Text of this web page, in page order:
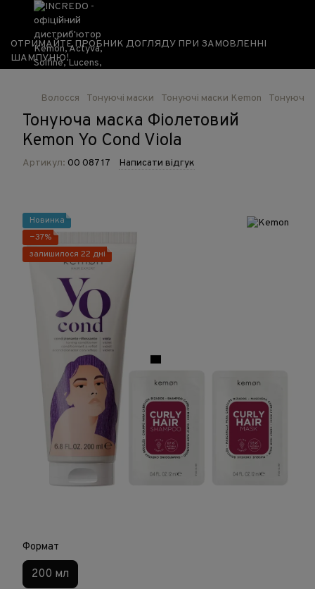
ОТРИМАЙТЕ ПРОБНИК ДОГЛЯДУ ПРИ ЗАМОВЛЕННІ
ШАМПУНЮ!
Волосся Тонуючі маски Тонуючі маски Kemon Тонуюча
Тонуюча маска Фіолетовий
Kemon Yo Cond Viola
Артикул: 00 087 17 Написати відгук
Новинка
−37%
залишилося 22 дні
Формат
200 мл